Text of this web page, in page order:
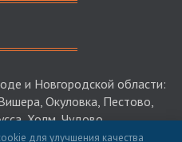
для улучшения качества
и Новгородской области:
Окуловка, Пестово,
Холм, Чудово